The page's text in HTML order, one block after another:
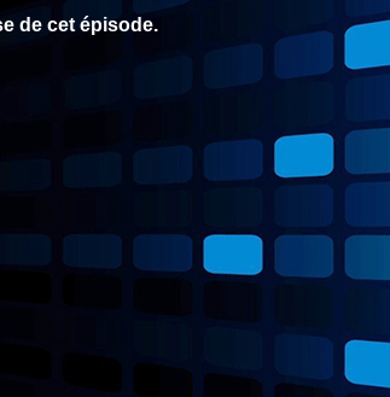
de cet épisode.